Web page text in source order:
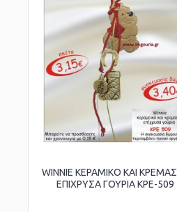
WINNIE ΚΕΡΑΜΙΚΟ ΚΑΙ
ΕΠΙΧΡΥΣΑ ΓΟΥΡΙΑ ΚΡΕ-509